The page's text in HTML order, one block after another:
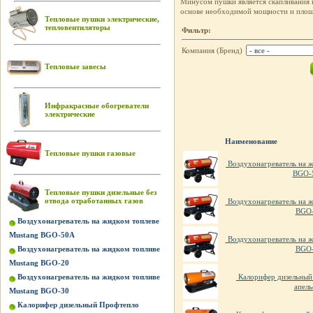
Тепловые пушки электрические,
тепловентиляторы
Тепловые завесы
Инфракрасные обогреватели
электрические
Тепловые пушки газовые
Тепловые пушки дизельные без
отвода отработанных газов
Воздухонагреватель на жидком топлеве
Mustang BGO-50A
Воздухонагреватель на жидком топливе
Mustang BGO-20
Воздухонагреватель на жидком топливе
Mustang BGO-30
Калорифер дизельный Профтепло
основе необходимой мощности и
Фильтр:
Компания (Бренд)
Наименование
Воздухонагреватель на
Воздухонагреватель на
Воздухонагреватель на
Калорифер